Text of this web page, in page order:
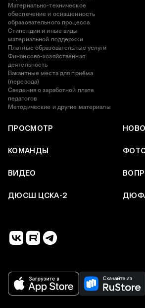
Материально-техническое
обеспечение и оснащенность
образовательного процесса
Стипендии и иные виды
материальной поддержки
Платные образовательные услуги
Финансово-хозяйственная
деятельность
Вакантные места для приёма
(перевода)
Сведения о заработной плате
педагогов
Методические и другие материалы
ПРОСМОТР
КОМАНДЫ
ВИДЕО
ДЮСШ ЦСКА-2